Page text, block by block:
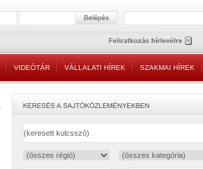
VIDEÓTÁR VÁLLALATI HÍREK SZAKMAI HÍREK